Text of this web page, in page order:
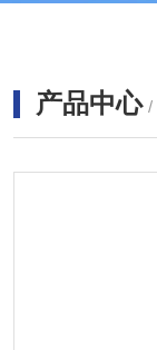
产品中心 /